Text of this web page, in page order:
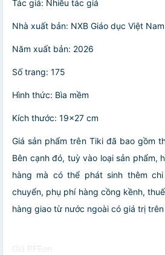
Tác giả: Nhiều tác giả
Nhà xuất bản: NXB Giáo dục Việt Nam
Năm xuất bản: 2026
Số trang: 175
Hình thức: Bìa mềm
Kích thước: 19x27 cm
Giá sản phẩm trên Tiki đã bao gồm
Bên cạnh đó, tuỳ vào loại sản phẩm,
hàng mà có thể phát sinh thêm
chuyển, phụ phí hàng cồng kềnh,
hàng giao từ nước ngoài có giá trị
Giá PFEon